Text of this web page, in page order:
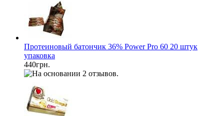
Протеиновый батончик 36% Power Pro 60 20 штук
упаковка
440грн.